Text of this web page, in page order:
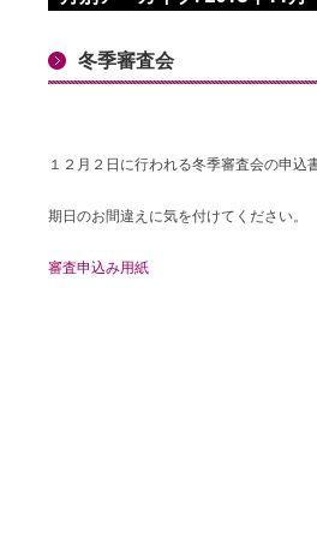
冬季審査会
１２月２日に行われる冬季審査会の申込
期日のお間違えに気を付けてください。
審査申込み用紙